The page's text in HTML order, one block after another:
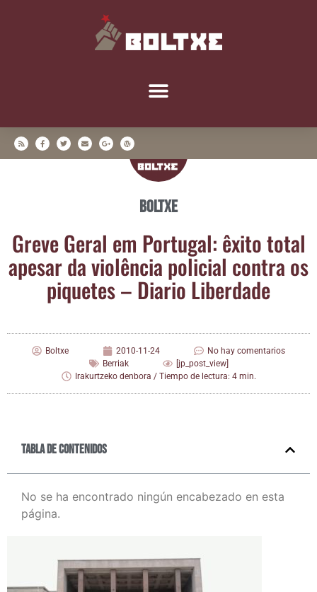
Boltxe
Gre­ve Geral em Por­tu­gal: êxi­to total
ape­sar da vio­lên­cia poli­cial con­tra os
pique­tes – Dia­rio Liberdade
Boltxe 2010-11-24
No hay comentarios
Berriak
[jp_post_view]
Irakurtzeko denbora / Tiempo de lectura: 4 min.
Tabla de contenidos
No se ha encontrado ningún encabezado en esta
página.